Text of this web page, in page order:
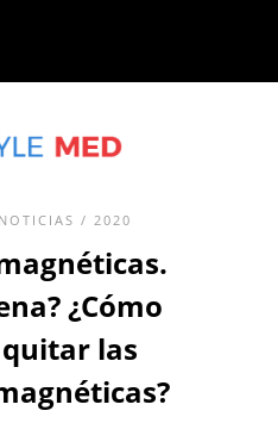
NOTICIAS / 2020
¿Cómo
las